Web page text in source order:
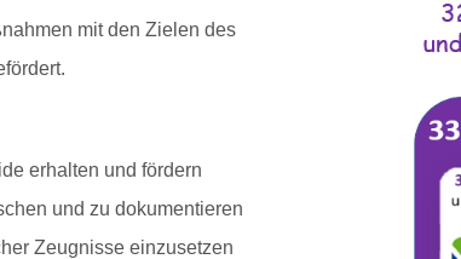
mit den Zielen des
erhalten und fördern
und zu dokumentieren
Zeugnisse einzusetzen